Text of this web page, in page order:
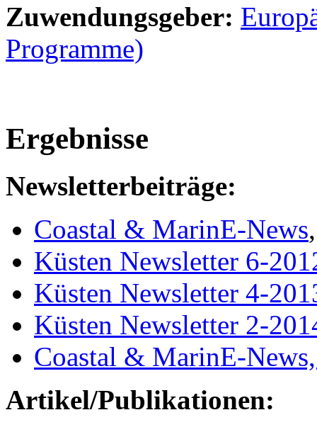
Zuwendungsgeber:
Programme)
Ergebnisse
Newsletterbeiträge:
Coastal & MarinE-News
Küsten Newsletter 6-
Küsten Newsletter 4-
Küsten Newsletter 2-
Coastal & MarinE-
Artikel/Publikationen: